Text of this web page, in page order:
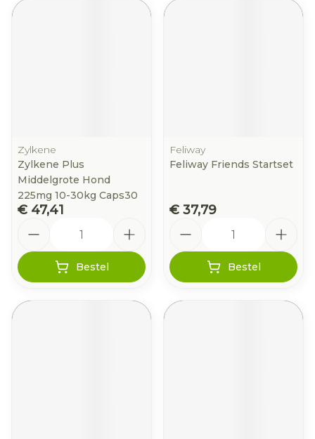
Zylkene
Zylkene Plus
Middelgrote Hond
225mg 10-30kg Caps30
€ 47,41
Bestel
Feliway
Feliway Friends Startset
€ 37,79
Bestel